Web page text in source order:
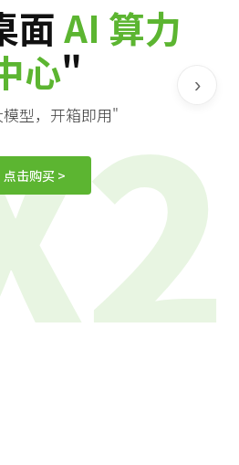
面AI 算力
心"
型，开箱即用"
点击购买 >
›